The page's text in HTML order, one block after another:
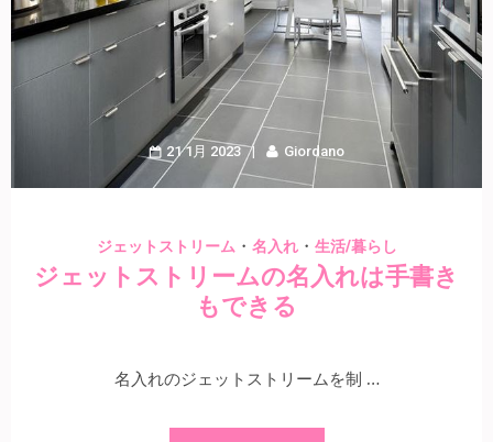
21 1月 2023 Giordano
ジェットストリーム・ 名入れ・ 生活/暮らし
ジェットストリームの名入れは手書き
もできる
名入れのジェットストリームを制 …